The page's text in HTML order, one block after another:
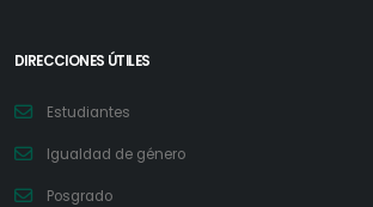
DIRECCIONES ÚTILES
Estudiantes
Igualdad de género
Posgrado